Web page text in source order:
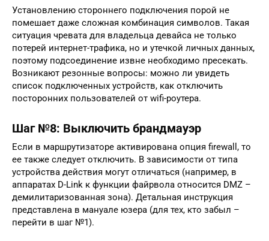
Установлению стороннего подключения порой не
помешает даже сложная комбинация символов. Такая
ситуация чревата для владельца девайса не только
потерей интернет-трафика, но и утечкой личных данных,
поэтому подсоединение извне необходимо пресекать.
Возникают резонные вопросы: можно ли увидеть
список подключенных устройств, как отключить
посторонних пользователей от wifi-роутера.
Шаг №8: Выключить брандмауэр
Если в маршрутизаторе активирована опция firewall, то
ее также следует отключить. В зависимости от типа
устройства действия могут отличаться (например, в
аппаратах D-Link к функции файрвола относится DMZ –
демилитаризованная зона). Детальная инструкция
представлена в мануале юзера (для тех, кто забыл –
перейти в шаг №1).